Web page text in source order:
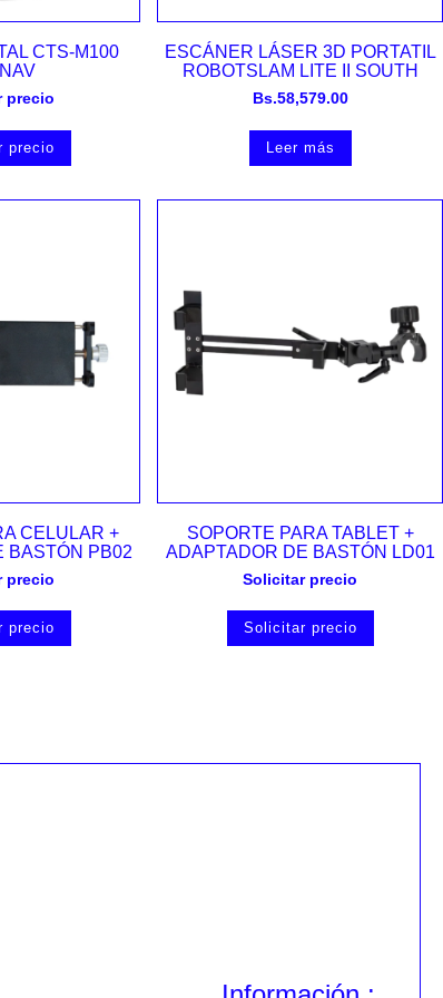
CTS-M100
precio
precio
Vista rápida
ESCÁNER LÁSER 3D PORTATIL
ROBOTSLAM LITE II SOUTH
Bs.58,579.00
Leer más
CELULAR +
BASTÓN PB02
precio
precio
Vista rápida
SOPORTE PARA TABLET +
ADAPTADOR DE BASTÓN LD01
Solicitar precio
Solicitar precio